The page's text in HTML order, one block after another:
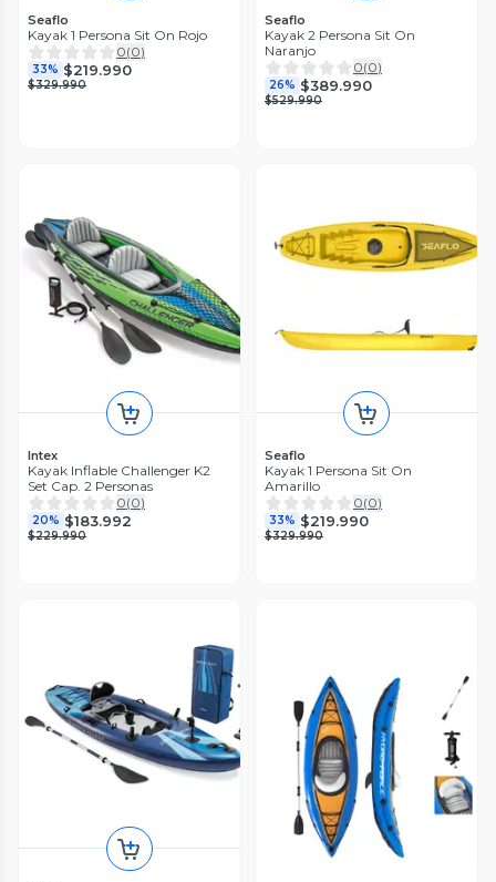
Seaflo
Kayak 1 Persona Sit On Rojo
0(0)
33% $219.990
$329.990
Seaflo
Kayak 2 Persona Sit On
Naranjo
0(0)
26% $389.990
$529.990
Intex
Kayak Inflable Challenger K2
Set Cap. 2 Personas
0(0)
20% $183.992
$229.990
Seaflo
Kayak 1 Persona Sit On
Amarillo
0(0)
33% $219.990
$329.990